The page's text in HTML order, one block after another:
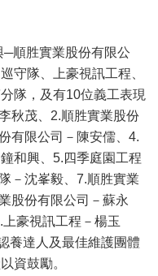
順胜實業股份有限公
守隊、上豪視訊工程、
隊，及有10位義工表現
秋茂、2.順胜實業股份
有限公司－陳安儒、4.
和興、5.四季庭園工程
－沈峯毅、7.順胜實業
股份有限公司－蘇永
豪視訊工程－楊玉
養達人及最佳維護團體
資鼓勵。